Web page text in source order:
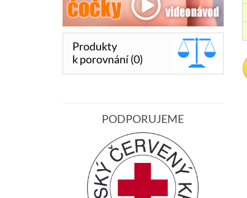
Produkty
k porovnání (0)
PODPORUJEME